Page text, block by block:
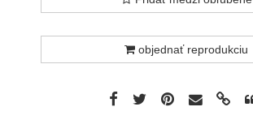
objednať reprodukciu